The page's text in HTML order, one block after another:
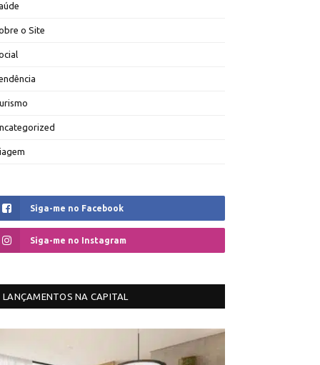
o Site
Siga-me no Facebook
Siga-me no Instagram
LANÇAMENTOS NA CAPITAL